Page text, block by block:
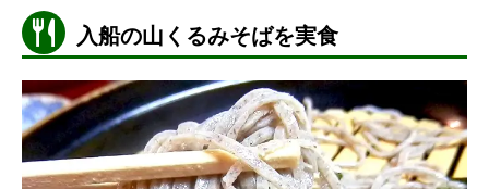
入船の山くるみそばを実食